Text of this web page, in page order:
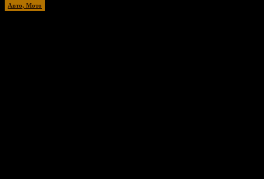
Авто, Мото